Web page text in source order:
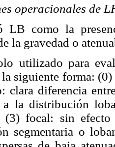
operacionales de
LB como la
la gravedad o
utilizado para
siguiente forma:
clara diferencia
a la distribución
(3) focal: sin efecto
segmentaria o